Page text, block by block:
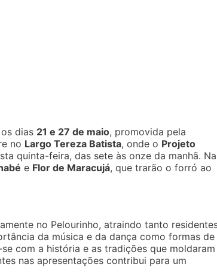
dias 21 e 27 de maio, promovida pela
no Largo Tereza Batista, onde o Projeto
quinta-feira, das sete às onze da manhã. Na
e Flor de Maracujá, que trarão o forró ao
no Pelourinho, atraindo tanto
da música e da dança como formas de
com a história e as tradições que moldaram
nas apresentações contribui para um